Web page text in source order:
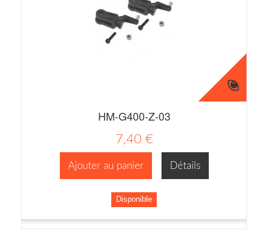
HM-G400-Z-03
7,40 €
Ajouter au panier Détails
Disponible